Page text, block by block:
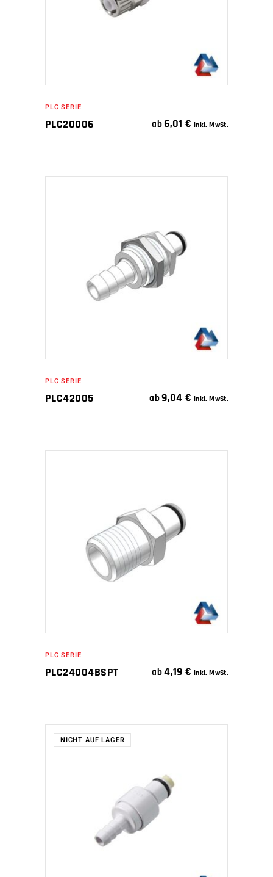
PLC SERIE
PLC20006 ab 6,01€ inkl. MwSt.
IN DEN WARENKORB
PLC SERIE
PLC42005 ab9,04€ inkl. MwSt.
IN DEN WARENKORB
PLC SERIE
PLC24004BSPT ab4,19€ inkl. MwSt.
NICHT AUF LAGER
WEITERLESEN